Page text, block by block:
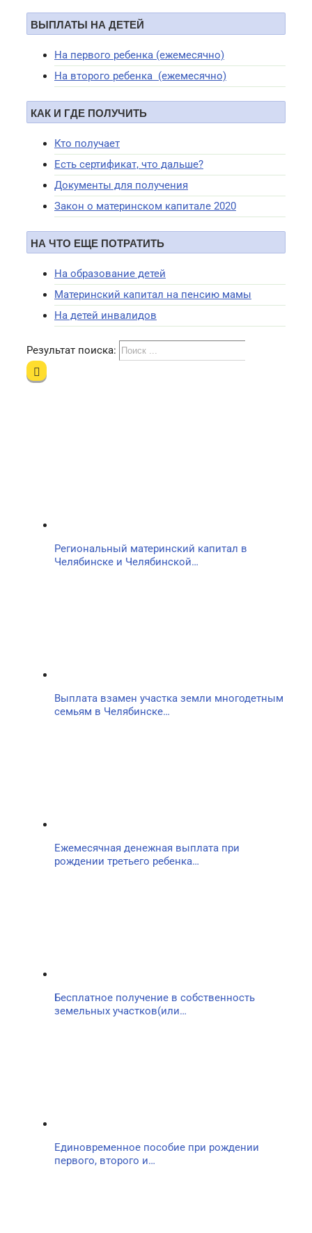
ВЫПЛАТЫ НА ДЕТЕЙ
На первого ребенка (ежемесячно)
На второго ребенка (ежемесячно)
КАК И ГДЕ ПОЛУЧИТЬ
Кто получает
Есть сертификат, что дальше?
Документы для получения
Закон о материнском капитале 2020
НА ЧТО ЕЩЕ ПОТРАТИТЬ
На образование детей
Материнский капитал на пенсию мамы
На детей инвалидов
Результат поиска:
Региональный материнский капитал в
Челябинске и Челябинской…
Выплата взамен участка земли многодетным
семьям в Челябинске…
Ежемесячная денежная выплата при
рождении третьего ребенка…
Бесплатное получение в собственность
земельных участков(или…
Единовременное пособие при рождении
первого, второго и…